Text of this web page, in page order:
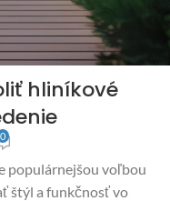
hliníkové
0
populárnejšou voľbou
štýl a funkčnosť vo